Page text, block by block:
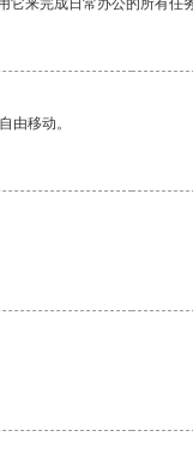
来完成日常办公的所有任
由移动。